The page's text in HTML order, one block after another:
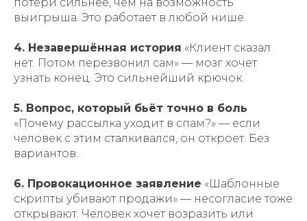
выигрыша. Это работает в любой нише.
4. Незавершённая история «Клиент сказал
нет. Потом перезвонил сам» — мозг хочет
узнать конец. Это сильнейший крючок.
5. Вопрос, который бьёт точно в боль
«Почему рассылка уходит в спам?» — если
человек с этим сталкивался, он откроет. Без
вариантов.
6. Провокационное заявление «Шаблонные
скрипты убивают продажи» — несогласие тоже
открывают. Человек хочет возразить или